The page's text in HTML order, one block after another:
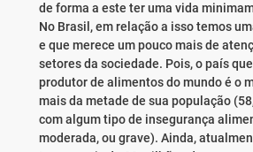
de forma a este ter uma vida
No Brasil, em relação a isso temos
e que merece um pouco mais de
setores da sociedade. Pois, o país
produtor de alimentos do mundo é o
mais da metade de sua população
com algum tipo de insegurança
moderada, ou grave). Ainda,